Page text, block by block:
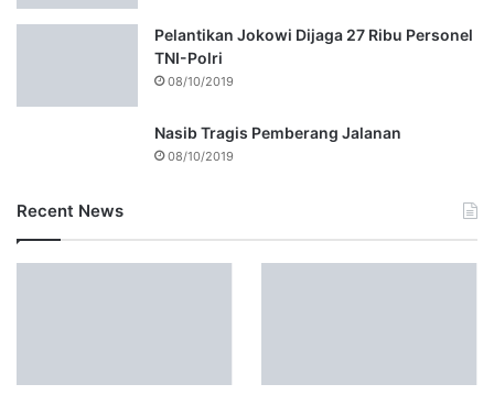
Pelantikan Jokowi Dijaga 27 Ribu Personel
TNI-Polri
08/10/2019
Nasib Tragis Pemberang Jalanan
08/10/2019
Recent News